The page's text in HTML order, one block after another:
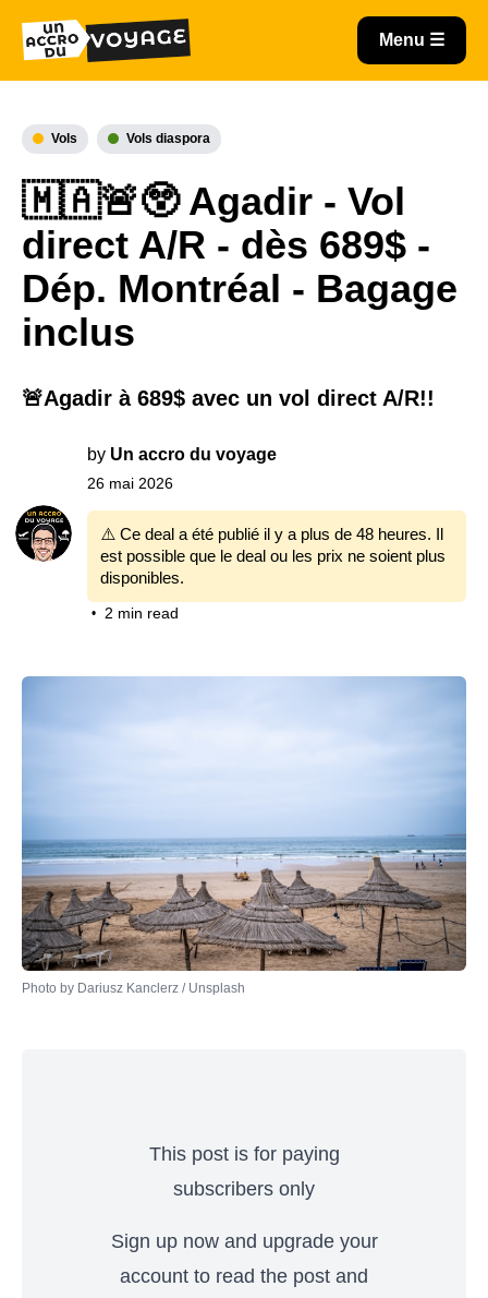
Vols Vols diaspora
🇲🇦🚨😲 Agadir - Vol
direct A/R - dès 689$ -
Dép. Montréal - Bagage
inclus
🚨Agadir à 689$ avec un vol direct A/R!!
by Un accro du voyage
26 mai 2026
⚠️ Ce deal a été publié il y a plus de 48 heures. Il
est possible que le deal ou les prix ne soient plus
disponibles.
• 2 min read
Photo by Dariusz Kanclerz / Unsplash
This post is for paying
subscribers only
Sign up now and upgrade your
account to read the post and